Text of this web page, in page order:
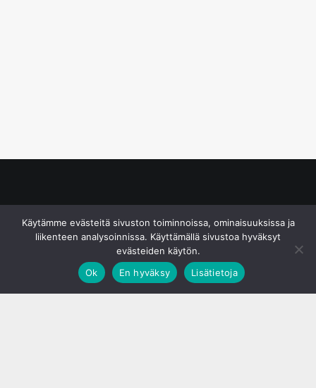
Käytämme evästeitä sivuston toiminnoissa, ominaisuuksissa ja
liikenteen analysoinnissa. Käyttämällä sivustoa hyväksyt
evästeiden käytön.
Ok
En hyväksy Lisätietoja